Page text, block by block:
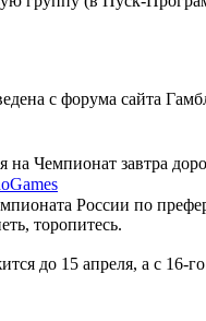
с форума сайта
Чемпионат завтра
России по
торопитесь.
до 15 апреля, а с 16-